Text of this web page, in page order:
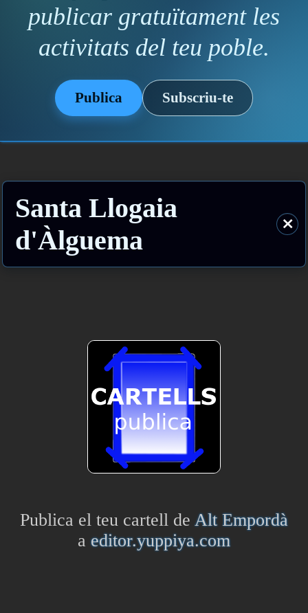
publicar gratuïtament les
activitats del teu poble.
Publica Subscriu-te
Santa Llogaia
d'Àlguema
⨯
Publica el teu cartell de Alt Empordà
aeditor.yuppiya.com